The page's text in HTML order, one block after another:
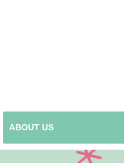
ABOUT US